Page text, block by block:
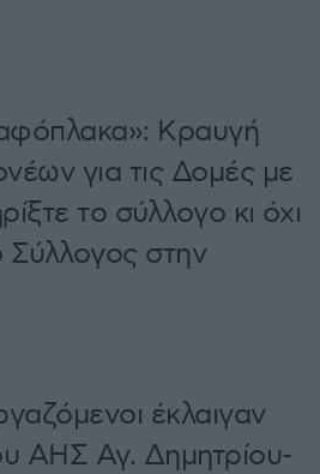
Κραυγή
για τις Δομές με
το σύλλογο κι όχι
Σύλλογος στην
έκλαιγαν
ΑΗΣ Αγ. Δημητρίου-